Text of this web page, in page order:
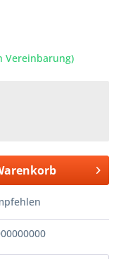
Vereinbarung)